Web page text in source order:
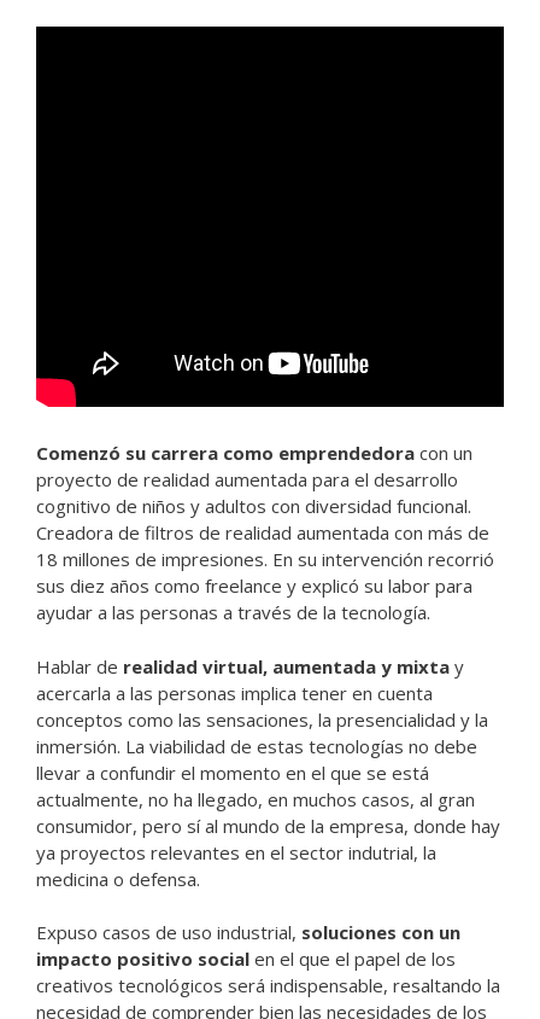
Comenzó su carrera como emprendedora con un
proyecto de realidad aumentada para el desarrollo
cognitivo de niños y adultos con diversidad funcional.
Creadora de filtros de realidad aumentada con más de
18 millones de impresiones. En su intervención recorrió
sus diez años como freelance y explicó su labor para
ayudar a las personas a través de la tecnología.
Hablar de realidad virtual, aumentada y mixta y
acercarla a las personas implica tener en cuenta
conceptos como las sensaciones, la presencialidad y la
inmersión. La viabilidad de estas tecnologías no debe
llevar a confundir el momento en el que se está
actualmente, no ha llegado, en muchos casos, al gran
consumidor, pero sí al mundo de la empresa, donde hay
ya proyectos relevantes en el sector indutrial, la
medicina o defensa.
Expuso casos de uso industrial, soluciones con un
impacto positivo social en el que el papel de los
creativos tecnológicos será indispensable, resaltando la
necesidad de comprender bien las necesidades de los